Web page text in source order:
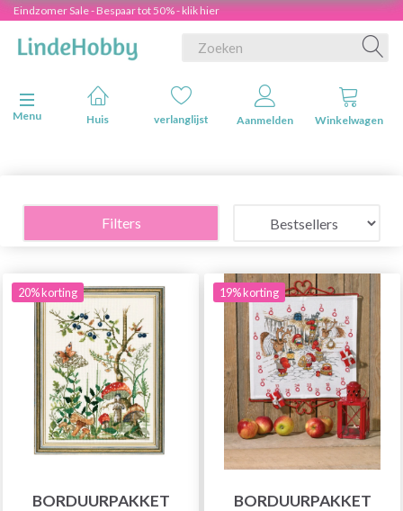
Eindzomer Sale - Bespaar tot 50% - klik hier
Navigatie in-/uitschakelen
Menu
Huis verlanglijst Aanmelden Winkelwagen
Filters
20% korting
BORDUURPAKKET
19% korting
BORDUURPAKKET